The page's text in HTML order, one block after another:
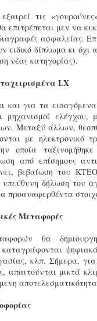
τις
επιτρέπεται μεν να
ασφαλείας.
ειδικό δίπλωμα κι
νέας κατηγορίας).
Ι.Χ
και για τα
μηχανισμοί
Μεταξύ άλλων,
με ηλεκτρονικό
οποία
από επίσημους
βεβαίωση του
υπεύθυνη δήλωση του
προαναφερθέντα
Μεταφορές
θα
κλπ. Σήμερα,
απαιτούνται μικτά
θυμίσουμε ότι
έχουν να
Και βέβαια,
ούτε τα 2/3 των
το 2013 προ
απολογισμός
δεσποζόμενων
απολογισμό των
το δίμηνο
Αστυνομία
και την ομαλή
και 14ου μισθού
Με την απόφαση αυτή,
των δημοσίων
επικυρώνοντας
της ΑΔΕΔΥ
ΣτΕ απέρριψε οριστικά